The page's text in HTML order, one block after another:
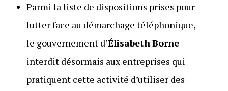
Parmi la liste de dispositions prises pour
lutter face au démarchage téléphonique,
le gouvernement d’ÉlisabethBorne
interdit désormais aux entreprises qui
pratiquent cette activité d’utiliser des